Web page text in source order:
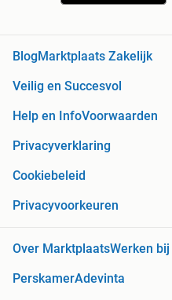
Blog Marktplaats Zakelijk
Veilig en Succesvol
Help en InfoVoorwaarden
Privacyverklaring
Cookiebeleid
Privacyvoorkeuren
Over MarktplaatsWerken bij
PerskamerAdevinta